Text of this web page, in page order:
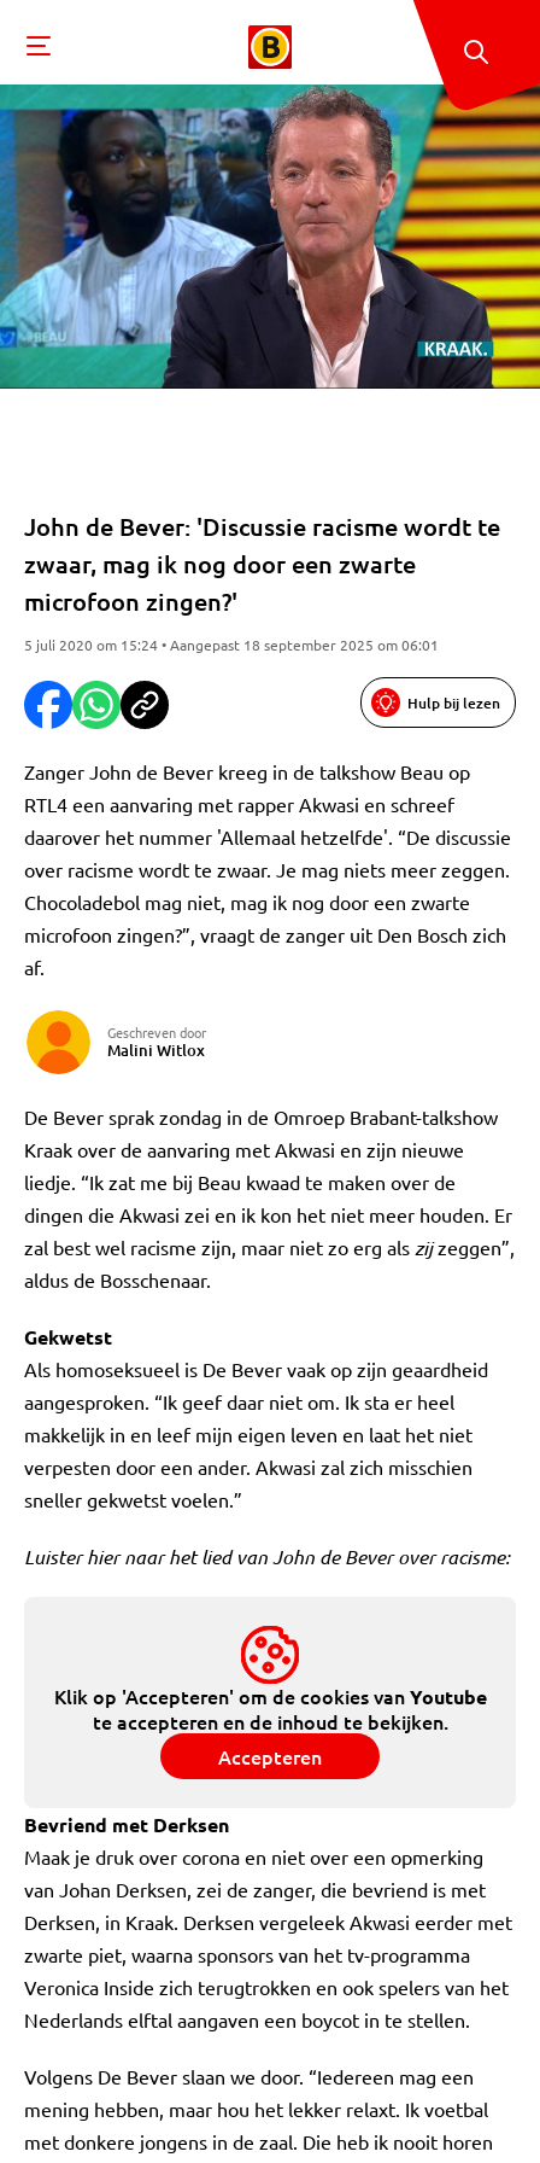
John de Bever: 'Discussie racisme wordt te
zwaar, mag ik nog door een zwarte
microfoon zingen?'
5 juli 2020 om 15:24 • Aangepast 18 september 2025 om 06:01
Hulp bij lezen
Zanger John de Bever kreeg in de talkshow Beau op
RTL4 een aanvaring met rapper Akwasi en schreef
daarover het nummer 'Allemaal hetzelfde'. “De discussie
over racisme wordt te zwaar. Je mag niets meer zeggen.
Chocoladebol mag niet, mag ik nog door een zwarte
microfoon zingen?”, vraagt de zanger uit Den Bosch zich
af.
Geschreven door
Malini Witlox
De Bever sprak zondag in de Omroep Brabant-talkshow
Kraak over de aanvaring met Akwasi en zijn nieuwe
liedje. “Ik zat me bij Beau kwaad te maken over de
dingen die Akwasi zei en ik kon het niet meer houden. Er
zal best wel racisme zijn, maar niet zo erg als zijzeggen”,
aldus de Bosschenaar.
Gekwetst
Als homoseksueel is De Bever vaak op zijn geaardheid
aangesproken. “Ik geef daar niet om. Ik sta er heel
makkelijk in en leef mijn eigen leven en laat het niet
verpesten door een ander. Akwasi zal zich misschien
sneller gekwetst voelen.”
Luister hier naar het lied van John de Bever over racisme:
Klik op 'Accepteren' om de cookies vanYoutube
te accepteren en de inhoud te bekijken.
Accepteren
Bevriend met Derksen
Maak je druk over corona en niet over een opmerking
van Johan Derksen, zei de zanger, die bevriend is met
Derksen, in Kraak. Derksen vergeleek Akwasi eerder met
zwarte piet, waarna sponsors van het tv-programma
Veronica Inside zich terugtrokken en ook spelers van het
Nederlands elftal aangaven een boycot in te stellen.
Volgens De Bever slaan we door. “Iedereen mag een
mening hebben, maar hou het lekker relaxt. Ik voetbal
met donkere jongens in de zaal. Die heb ik nooit horen